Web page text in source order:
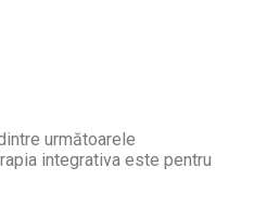
următoarele
integrativa este pentru